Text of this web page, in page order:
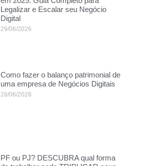
Legalizar e Escalar seu Negócio
Digital
29/06/2026
Como fazer o balanço patrimonial de
uma empresa de Negócios Digitais
28/06/2026
PF ou PJ? DESCUBRA qual forma